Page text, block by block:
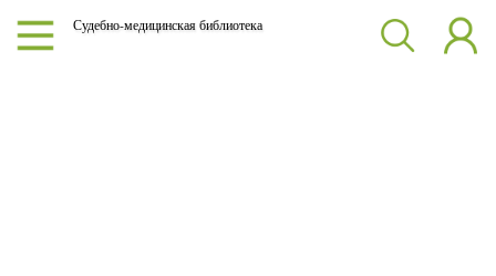
Судебно-медицинская библиотека